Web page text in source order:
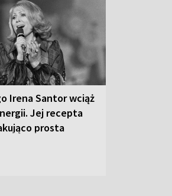
Irena Santor wciąż
Jej recepta
prosta